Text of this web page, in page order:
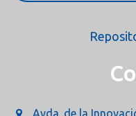
Avda. de la